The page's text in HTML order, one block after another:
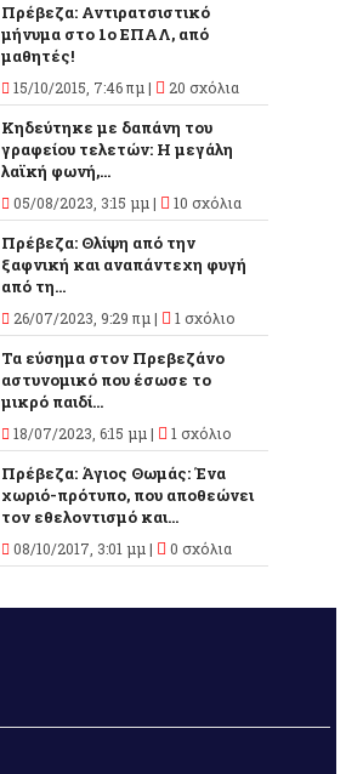
Πρέβεζα: Αντιρατσιστικό
μήνυμα στο 1ο ΕΠΑΛ, από
μαθητές!
15/10/2015, 7:46 πμ | 20 σχόλια
Κηδεύτηκε με δαπάνη του
γραφείου τελετών: Η μεγάλη
λαϊκή φωνή,...
05/08/2023, 3:15 μμ | 10 σχόλια
Πρέβεζα: Θλίψη από την
ξαφνική και αναπάντεχη φυγή
από τη...
26/07/2023, 9:29 πμ | 1 σχόλιο
Τα εύσημα στον Πρεβεζάνο
αστυνομικό που έσωσε το
μικρό παιδί...
18/07/2023, 6:15 μμ | 1 σχόλιο
Πρέβεζα: Άγιος Θωμάς: Ένα
χωριό-πρότυπο, που αποθεώνει
τον εθελοντισμό και...
08/10/2017, 3:01 μμ | 0 σχόλια